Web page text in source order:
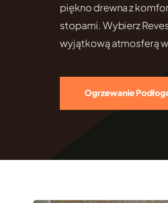
piękno drewna z
stopami. Wybierz
wyjątkową atmosferą
Ogrzewanie